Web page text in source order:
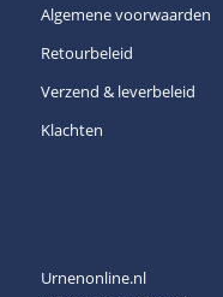
Algemene voorwaarden
Retourbeleid
Verzend & leverbeleid
Klachten
Urnenonline.nl